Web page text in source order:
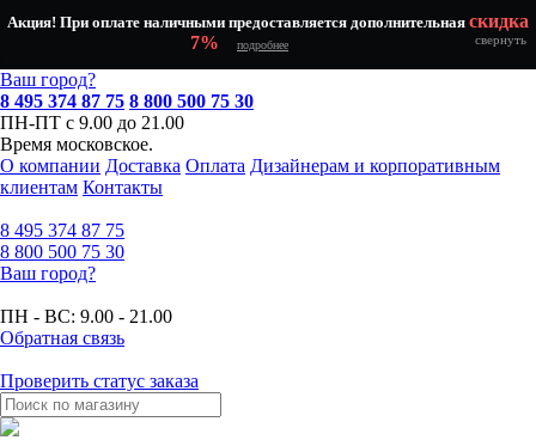
Акция! При оплате наличными предоставляется дополнительная скидка
7%
подробнее свернуть
Ваш город?
8 495 374 87 75 8 800 500 75 30
ПН-ПТ с 9.00 до 21.00
Время московское.
О компании Доставка Оплата Дизайнерам и корпоративным
клиентам Контакты
8 495 374 87 75
8 800 500 75 30
Ваш город?
ПН - ВС: 9.00 - 21.00
Обратная связь
Проверить статус заказа